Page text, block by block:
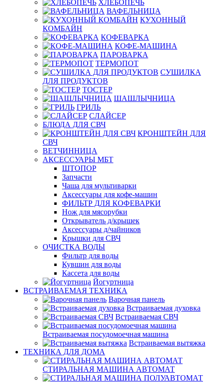
ХЛЕБОПЕЧЬ
ВАФЕЛЬНИЦА
КУХОННЫЙ
КОМБАЙН
КОФЕВАРКА
КОФЕ-МАШИНА
ПАРОВАРКА
ТЕРМОПОТ
СУШИЛКА
ДЛЯ ПРОДУКТОВ
ТОСТЕР
ШАШЛЫЧНИЦА
ГРИЛЬ
СЛАЙСЕР
БЛЮДА ДЛЯ СВЧ
КРОНШТЕЙН ДЛЯ
СВЧ
ВЕТЧИННИЦА
АКСЕССУАРЫ МБТ
ШТОПОР
Запчасти
Чаша для мультиварки
Аксессуары для кофе-машин
ФИЛЬТР ДЛЯ КОФЕВАРКИ
Нож для мясорубки
Открыватель д/крышек
Аксессуары д/чайников
Крышки для СВЧ
ОЧИСТКА ВОДЫ
Фильтр для воды
Кувшин для воды
Кассета для воды
Йогуртница
ВСТРАИВАЕМАЯ ТЕХНИКА
Варочная панель
Встраиваемая духовка
Встраиваемая СВЧ
Встраиваемая посудомоечная машина
Встраиваемая вытяжка
ТЕХНИКА ДЛЯ ДОМА
СТИРАЛЬНАЯ МАШИНА АВТОМАТ